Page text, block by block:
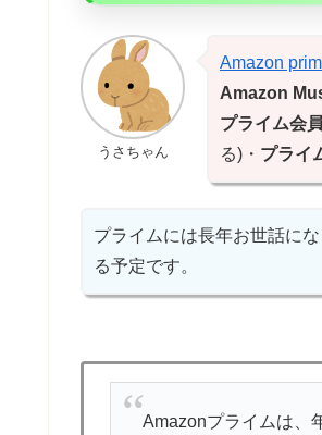
うさちゃん
Amazon
Amazon
プライム会
る)・ プライ
プライムには長年お世話に
る予定です。
Amazonプライムは、